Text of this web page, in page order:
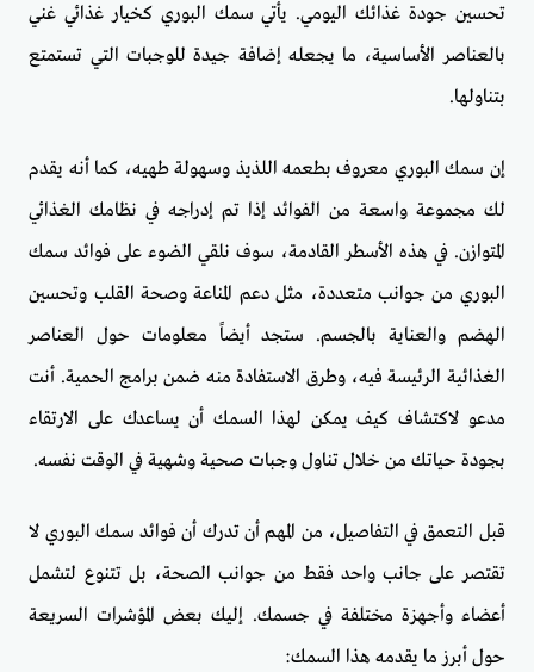
تحسين جودة غذائك اليومي. يأتي سمك البوري كخيار غذائي غني
بالعناصر الأساسية، ما يجعله إضافة جيدة للوجبات التي تستمتع
بتناولها.
إن سمك البوري معروف بطعمه اللذيذ وسهولة طهيه، كما أنه يقدم
لك مجموعة واسعة من الفوائد إذا تم إدراجه في نظامك الغذائي
المتوازن. في هذه الأسطر القادمة، سوف نلقي الضوء على فوائد سمك
البوري من جوانب متعددة، مثل دعم المناعة وصحة القلب وتحسين
الهضم والعناية بالجسم. ستجد أيضاً معلومات حول العناصر
الغذائية الرئيسة فيه، وطرق الاستفادة منه ضمن برامج الحمية. أنت
مدعو لاكتشاف كيف يمكن لهذا السمك أن يساعدك على الارتقاء
بجودة حياتك من خلال تناول وجبات صحية وشهية في الوقت نفسه.
قبل التعمق في التفاصيل، من المهم أن تدرك أن فوائد سمك البوري لا
تقتصر على جانب واحد فقط من جوانب الصحة، بل تتنوع لتشمل
أعضاء وأجهزة مختلفة في جسمك. إليك بعض المؤشرات السريعة
حول أبرز ما يقدمه هذا السمك: